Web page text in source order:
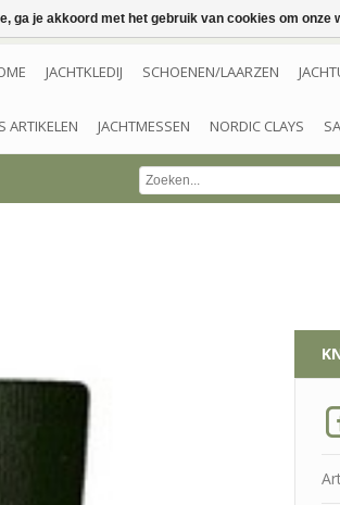
JACHTKLEDIJ SCHOENEN/LAARZEN
ARTIKELEN JACHTMESSEN NORDIC CLAYS
ga je akkoord met het gebruik van cookies om onze